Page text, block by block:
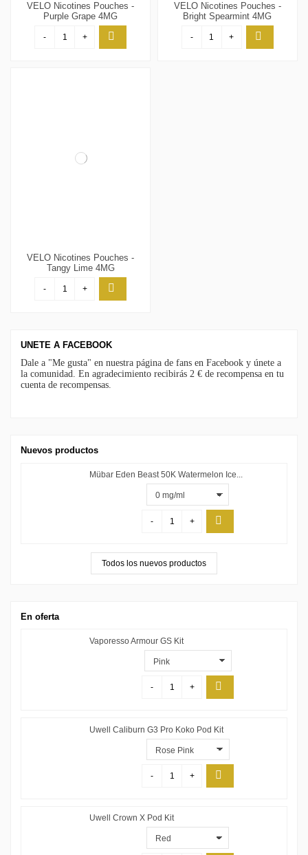
VELO Nicotines Pouches -
Purple Grape 4MG
- +
VELO Nicotines Pouches -
Bright Spearmint 4MG
- +
VELO Nicotines Pouches -
Tangy Lime 4MG
- +
UNETE A FACEBOOK
Dale a "Me gusta" en nuestra página de fans en Facebook y únete a
la comunidad. En agradecimiento recibirás 2 € de recompensa en tu
cuenta de recompensas.
Nuevos productos
Mübar Eden Beast 50K Watermelon Ice...
- +
Todos los nuevos productos
En oferta
Vaporesso Armour GS Kit
- +
Uwell Caliburn G3 Pro Koko Pod Kit
- +
Uwell Crown X Pod Kit